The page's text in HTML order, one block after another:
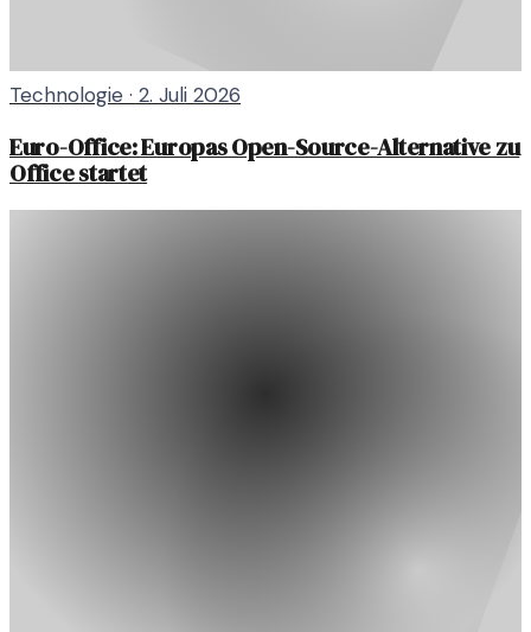
Technologie · 2. Juli 2026
Euro-Office: Europas Open-Source-Alternative zu
Office startet